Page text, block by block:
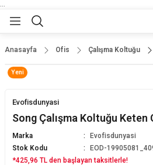
Anasayfa Ofis Çalışma Koltuğu
Yeni
Evofisdunyasi
Song Çalışma Koltuğu Keten
Marka
Evofisdunyasi
Stok Kodu
EOD-
*425,96 TL den başlayan taksitlerle!